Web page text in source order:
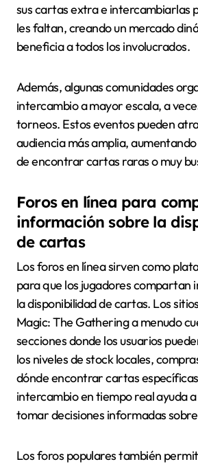
sus cartas extra e intercambiarlas
les faltan, creando un mercado
beneficia a todos los involucrados.
Además, algunas comunidades
intercambio a mayor escala, a
torneos. Estos eventos pueden
audiencia más amplia,
de encontrar cartas raras o muy
Foros en línea para
información sobre la
de cartas
Los foros en línea sirven como
para que los jugadores compartan
la disponibilidad de cartas. Los
Magic: The Gathering a menudo
secciones donde los usuarios
los niveles de stock locales,
dónde encontrar cartas
intercambio en tiempo real ayuda
tomar decisiones informadas
Los foros populares también